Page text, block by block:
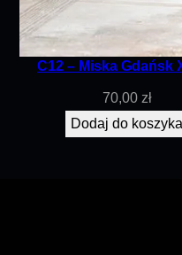
C12 – Miska Gdańsk
70,00 zł
Dodaj do koszyka